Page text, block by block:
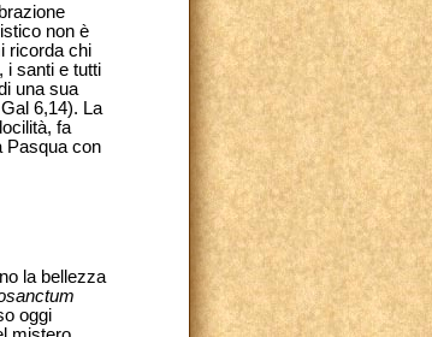
non è
ricorda chi
i santi e tutti
una sua
6,14). La
fa
Pasqua con
la bellezza
oggi